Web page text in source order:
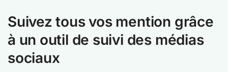
Suivez tous vos mention grâce
à un outil de suivi des médias
sociaux